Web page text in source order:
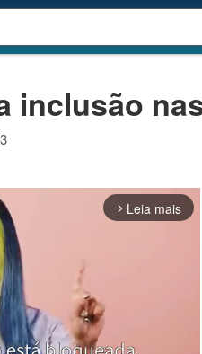
inclusão
arrow_forward_ios Leia mais